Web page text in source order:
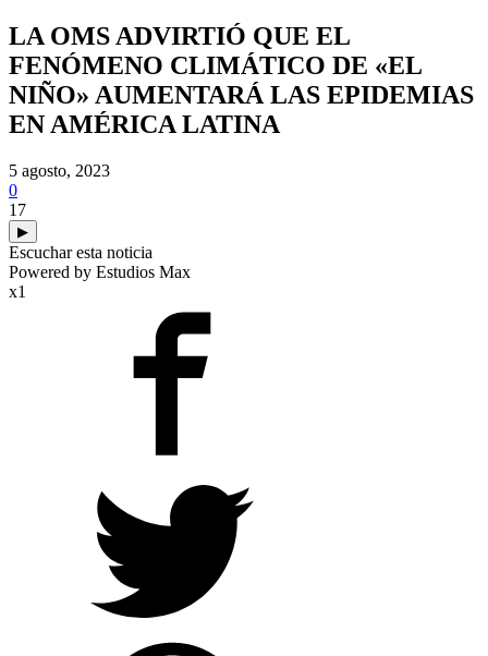
LA OMS ADVIRTIÓ QUE EL
FENÓMENO CLIMÁTICO DE «EL
NIÑO» AUMENTARÁ LAS EPIDEMIAS
EN AMÉRICA LATINA
5 agosto, 2023
0
17
▶
Escuchar esta noticia
Powered by Estudios Max
x1